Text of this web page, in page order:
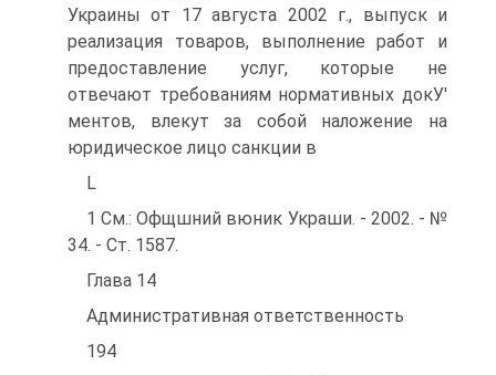
Украины от 17 августа 2002 г., выпуск и
реализация товаров, выполнение работ и
предоставление услуг, которые не
отвечают требованиям нормативных докУ'
ментов, влекут за собой наложение на
юридическое лицо санкции в
L
1 См.: Офщшний вюник Украши. - 2002. - №
34. - Ст. 1587.
Глава 14
Административная ответственность
194